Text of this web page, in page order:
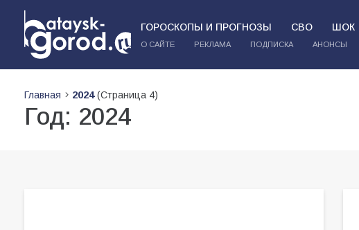
ГОРОСКОПЫ И ПРОГНОЗЫ СВО ШОК
О САЙТЕ РЕКЛАМА ПОДПИСКА АНОНСЫ
Главная 2024(Страница 4)
Год: 2024